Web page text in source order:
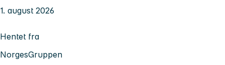
1. august 2026
Hentet fra
NorgesGruppen